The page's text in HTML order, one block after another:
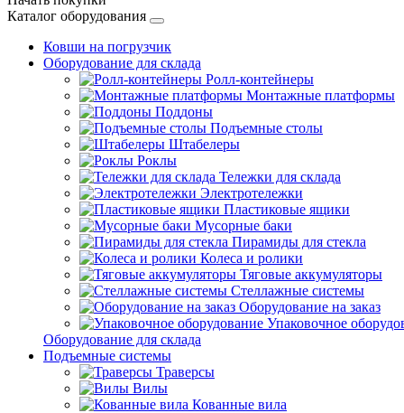
Каталог оборудования
Ковши на погрузчик
Оборудование для склада
Ролл-контейнеры
Монтажные платформы
Поддоны
Подъемные столы
Штабелеры
Роклы
Тележки для склада
Электротележки
Пластиковые ящики
Мусорные баки
Пирамиды для стекла
Колеса и ролики
Тяговые аккумуляторы
Стеллажные системы
Оборудование на заказ
Упаковочное
Оборудование для склада
Подъемные системы
Траверсы
Вилы
Кованные вила